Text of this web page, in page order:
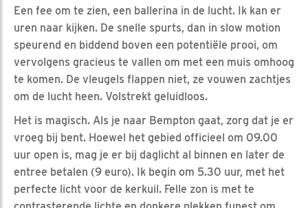
Een fee om te zien, een ballerina in de lucht. Ik kan er
uren naar kijken. De snelle spurts, dan in slow motion
speurend en biddend boven een potentiële prooi, om
vervolgens gracieus te vallen om met een muis omhoog
te komen. De vleugels flappen niet, ze vouwen zachtjes
om de lucht heen. Volstrekt geluidloos.
Het is magisch. Als je naar Bempton gaat, zorg dat je er
vroeg bij bent. Hoewel het gebied officieel om 09.00
uur open is, mag je er bij daglicht al binnen en later de
entree betalen (9 euro). Ik begin om 5.30 uur, met het
perfecte licht voor de kerkuil. Felle zon is met te